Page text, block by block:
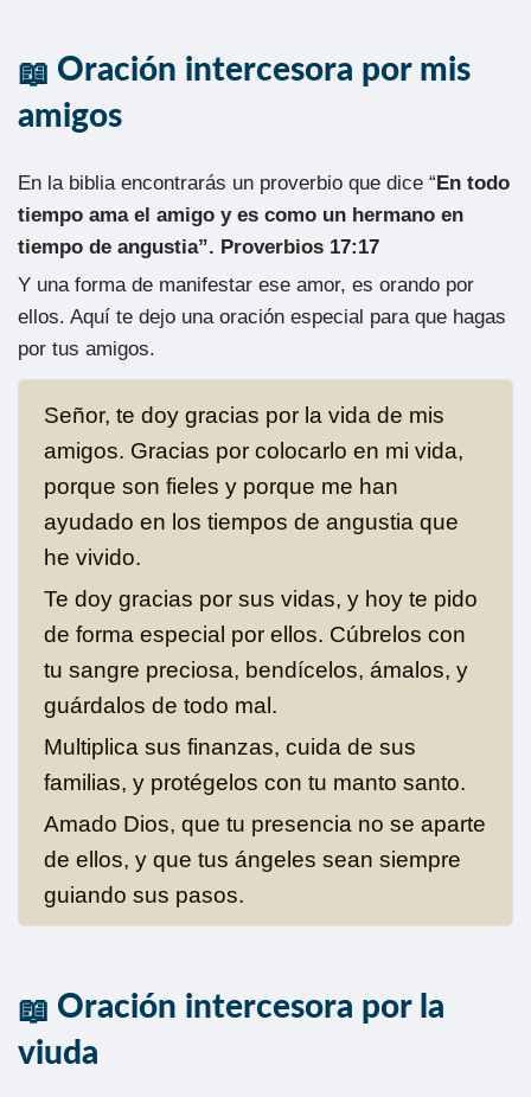
Oración intercesora por mis
amigos
En la biblia encontrarás un proverbio que dice “En todo
tiempo ama el amigo y es como un hermano en
tiempo de angustia”. Proverbios 17:17
Y una forma de manifestar ese amor, es orando por
ellos. Aquí te dejo una oración especial para que hagas
por tus amigos.
Señor, te doy gracias por la vida de mis
amigos. Gracias por colocarlo en mi vida,
porque son fieles y porque me han
ayudado en los tiempos de angustia que
he vivido.
Te doy gracias por sus vidas, y hoy te pido
de forma especial por ellos. Cúbrelos con
tu sangre preciosa, bendícelos, ámalos, y
guárdalos de todo mal.
Multiplica sus finanzas, cuida de sus
familias, y protégelos con tu manto santo.
Amado Dios, que tu presencia no se aparte
de ellos, y que tus ángeles sean siempre
guiando sus pasos.
Oración intercesora por la
viuda